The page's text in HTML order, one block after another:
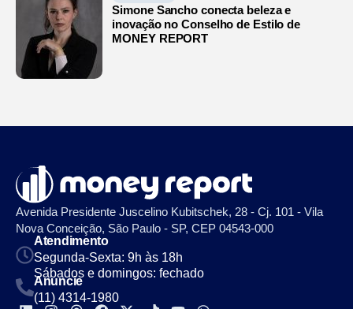
Simone Sancho conecta beleza e
inovação no Conselho de Estilo de
MONEY REPORT
Avenida Presidente Juscelino Kubitschek, 28 - Cj. 101 - Vila
Nova Conceição, São Paulo - SP, CEP 04543-000
Atendimento
Segunda-Sexta: 9h às 18h
Sábados e domingos: fechado
Anuncie
(11) 4314-1980